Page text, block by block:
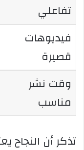
تفاعلي
فيديوهات
قصيرة
وقت نشر
مناسب
تذكر أن النجاح